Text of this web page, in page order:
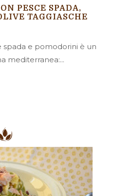
PESCE SPADA,
TAGGIASCHE
spada e pomodorini è un
mediterranea:...